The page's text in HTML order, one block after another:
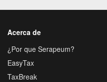
Acerca de
¿Por que Serapeum?
EasyTax
TaxBreak